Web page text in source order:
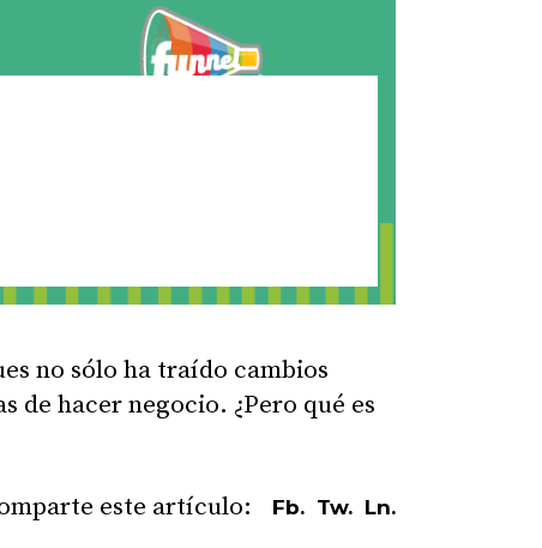
no sólo ha traído cambios
hacer negocio. ¿Pero qué es
Fb. Tw. Ln.